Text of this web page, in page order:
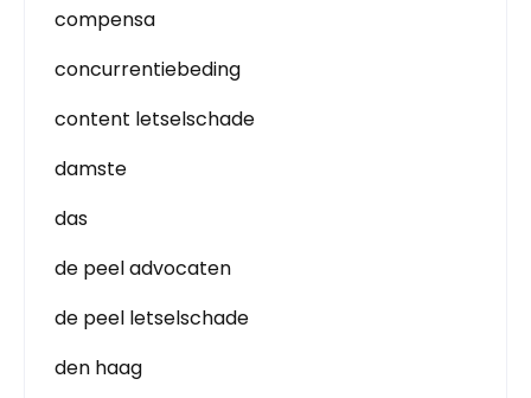
compensa
concurrentiebeding
content letselschade
damste
das
de peel advocaten
de peel letselschade
den haag